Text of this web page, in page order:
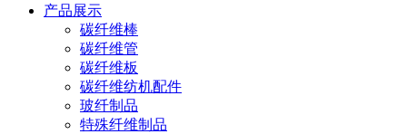
产品展示
碳纤维棒
碳纤维管
碳纤维板
碳纤维纺机配件
玻纤制品
特殊纤维制品